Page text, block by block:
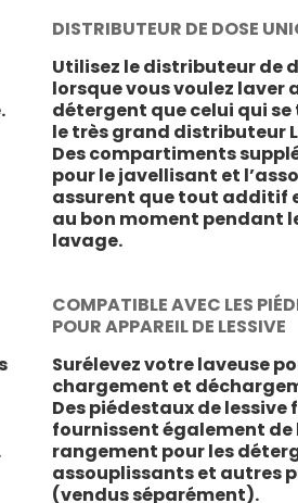
DISTRIBUTEUR DE DOSE
Utilisez le distributeur de
lorsque vous voulez laver
détergent que celui qui
le très grand distributeur
Des compartiments
pour le javellisant et
assurent que tout additif
au bon moment pendant
lavage.
COMPATIBLE AVEC LES
POUR APPAREIL DE LESSIVE
Surélevez votre laveuse
chargement et
Des piédestaux de
fournissent également de
rangement pour les
assouplissants et autres
(vendus séparément).